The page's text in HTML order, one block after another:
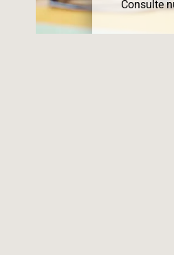
Consulte